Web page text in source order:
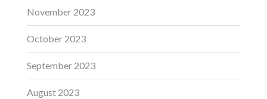
November 2023
October 2023
September 2023
August 2023